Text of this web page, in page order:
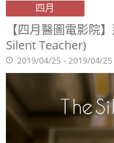
四月
【四月醫圖電影院
Silent Teacher)
2019/04/25 - 2019/04/25